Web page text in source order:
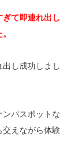
て即連れ出し
し成功しまし
ンパスポットな
えながら体験